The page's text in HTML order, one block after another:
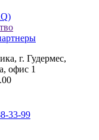
г. Гудермес,
офис 1
33-99